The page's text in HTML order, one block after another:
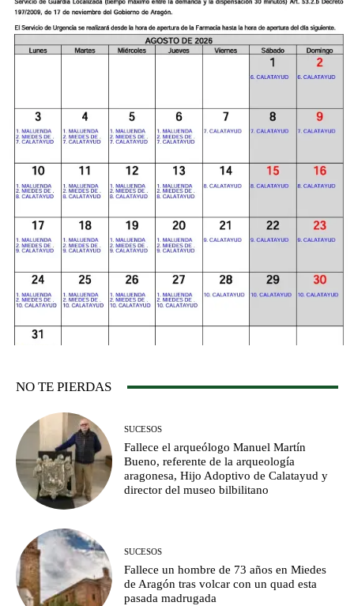
NO TE PIERDAS
SUCESOS
Fallece el arqueólogo Manuel Martín
Bueno, referente de la arqueología
aragonesa, Hijo Adoptivo de Calatayud y
director del museo bilbilitano
SUCESOS
Fallece un hombre de 73 años en Miedes
de Aragón tras volcar con un quad esta
pasada madrugada